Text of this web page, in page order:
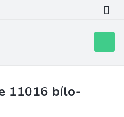
košík
11016 bílo-